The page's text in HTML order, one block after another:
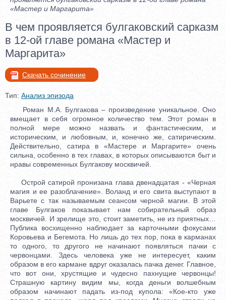
«Мастер и Маргарита»
В чем проявляется булгаковский сарказм
в 12-ой главе романа «Мастер и
Маргарита»
Скачать сочинение
Тип: Анализ эпизода
Роман М.А. Булгакова – произведение уникальное. Оно
вмещает в себя огромное количество тем. Этот роман в
полной мере можно назвать и фантастическим, и
историческим, и любовным, и, конечно же, сатирическим.
Действительно, сатира в «Мастере и Маргарите» очень
сильна, особенно в тех главах, в которых описываются быт и
нравы современных Булгакову москвичей.
Острой сатирой пронизана глава двенадцатая - «Черная
магия и ее разоблачение». Воланд и его свита выступают в
Варьете с так называемым сеансом черной магии. В этой
главе Булгаков показывает нам собирательный образ
москвичей. И зрелище это, стоит заметить, не из приятных…
Публика восхищенно наблюдает за карточными фокусами
Коровьева и Бегемота. Но лишь до тех пор, пока в карманах
то одного, то другого не начинают появляться пачки с
червонцами. Здесь человека уже не интересует, каким
образом в его кармане вдруг оказалась пачка денег. Главное,
что вот они, хрустящие и чудесно пахнущие червонцы!
Страшную картину видим мы, когда деньги волшебным
образом начинают падать из-под купола: «Кое-кто уже